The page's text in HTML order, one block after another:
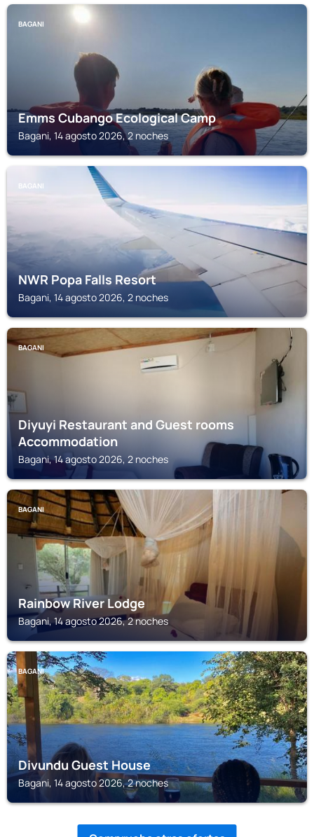
BAGANI
Emms Cubango Ecological Camp
Bagani, 14 agosto 2026, 2 noches
BAGANI
NWR Popa Falls Resort
Bagani, 14 agosto 2026, 2 noches
BAGANI
Diyuyi Restaurant and Guest rooms
Accommodation
Bagani, 14 agosto 2026, 2 noches
BAGANI
Rainbow River Lodge
Bagani, 14 agosto 2026, 2 noches
BAGANI
Divundu Guest House
Bagani, 14 agosto 2026, 2 noches